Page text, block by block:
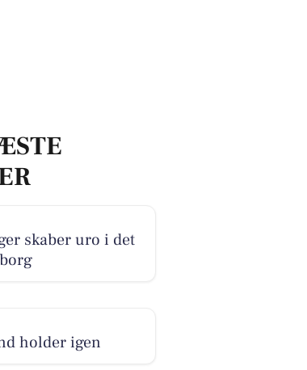
skaber uro i det
holder igen